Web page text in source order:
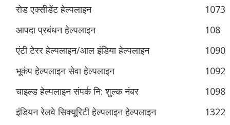
रोड एक्सीडेंट हेल्पलाइन
1073
आपदा प्रबंधन हेल्पलाइन
108
एंटी टेरर हेल्पलाइन/आल इंडिया हेल्पलाइन
1090
भूकंप हेल्पलाइन सेवा हेल्पलाइन
1092
चाइल्ड हेल्पलाइन संपर्क नि: शुल्क नंबर
1098
इंडियन रेलवे सिक्यूरिटी हेल्पलाइन हेल्पलाइन
1322